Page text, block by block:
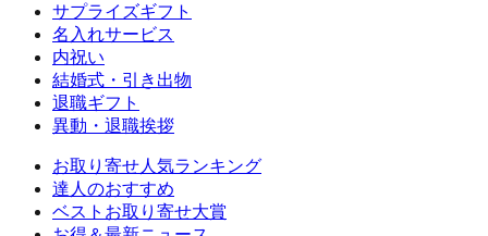
サプライズギフト
名入れサービス
内祝い
結婚式・引き出物
退職ギフト
異動・退職挨拶
お取り寄せ人気ランキング
達人のおすすめ
ベストお取り寄せ大賞